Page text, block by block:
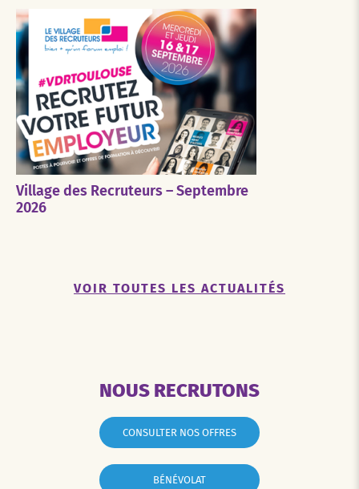
Village des Recruteurs – Septembre
2026
VOIR TOUTES LES ACTUALITÉS
NOUS RECRUTONS
CONSULTER NOS OFFRES
BÉNÉVOLAT